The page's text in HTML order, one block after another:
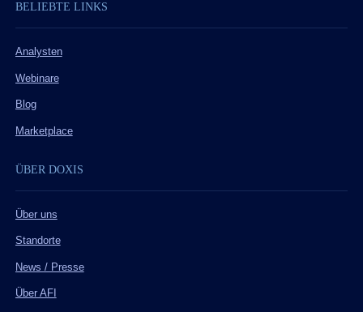
BELIEBTE LINKS
Analysten
Webinare
Blog
Marketplace
ÜBER DOXIS
Über uns
Standorte
News / Presse
Über AFI